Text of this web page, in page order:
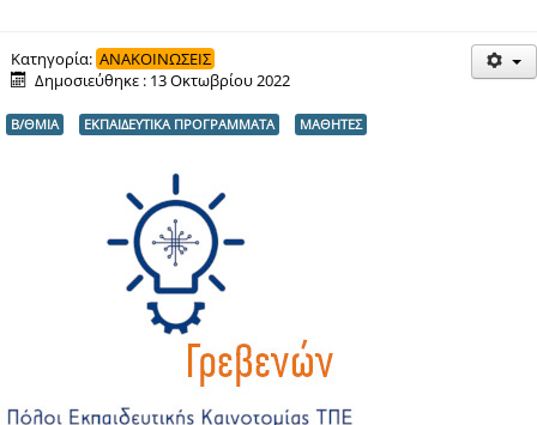
ΔΡΑΣΕΙΣ
ΕΠΙΚΟΙΝΩΝΙΑ
ΕΞ ΑΠΟΣΤΑΣΕΩΣ ΕΚΠΑΙΔΕΥΣΗ
Κατηγορία: ΑΝΑΚΟΙΝΩΣΕΙΣ
Δημοσιεύθηκε : 13 Οκτωβρίου 2022
Β/ΘΜΙΑ ΕΚΠΑΙΔΕΥΤΙΚΑ ΠΡΟΓΡΑΜΜΑΤΑ ΜΑΘΗΤΕΣ